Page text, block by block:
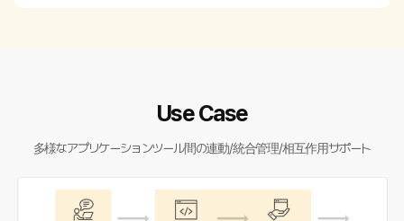
Use Case
多様なアプリケーションツール間の連動/統合管理/相互作用サポート